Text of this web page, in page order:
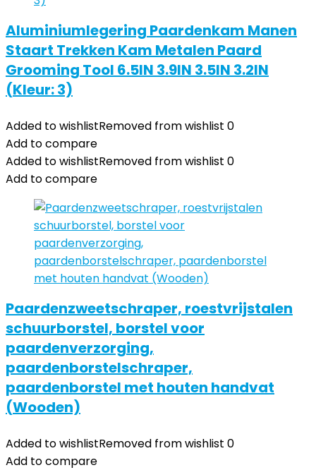
Aluminiumlegering Paardenkam Manen
Staart Trekken Kam Metalen Paard
Grooming Tool 6.5IN 3.9IN 3.5IN 3.2IN
(Kleur: 3)
Added to wishlistRemoved from wishlist 0
Add to compare
Added to wishlistRemoved from wishlist 0
Add to compare
Paardenzweetschraper, roestvrijstalen
schuurborstel, borstel voor
paardenverzorging,
paardenborstelschraper,
paardenborstel met houten handvat
(Wooden)
Added to wishlistRemoved from wishlist 0
Add to compare